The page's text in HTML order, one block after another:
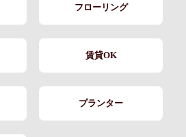
フローリング
賃貸OK
プランター